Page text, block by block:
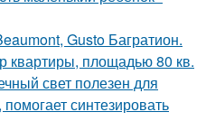
Gusto Багратион.
квартиры, площадью 80 кв.
свет полезен для
синтезировать